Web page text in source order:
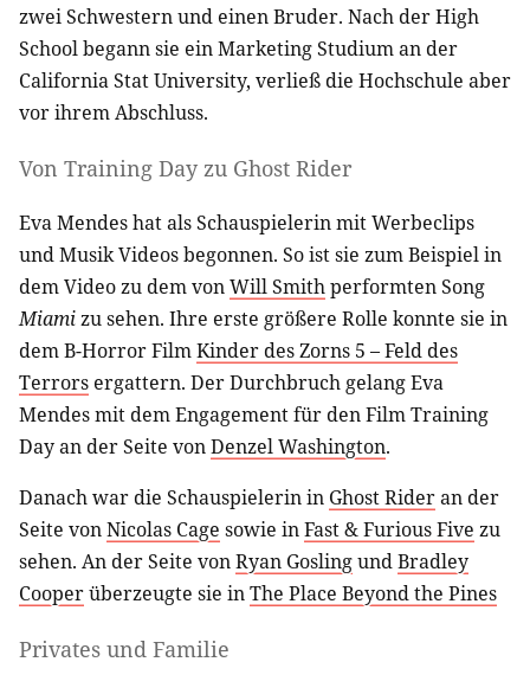
zwei Schwestern und einen Bruder. Nach der High
School begann sie ein Marketing Studium an der
California Stat University, verließ die Hochschule aber
vor ihrem Abschluss.
Von Training Day zu Ghost Rider
Eva Mendes hat als Schauspielerin mit Werbeclips
und Musik Videos begonnen. So ist sie zum Beispiel in
dem Video zu dem vonWill Smithperformten Song
Miamizu sehen. Ihre erste größere Rolle konnte sie in
dem B-Horror FilmKinder des Zorns 5 – Feld des
Terrors ergattern. Der Durchbruch gelang Eva
Mendes mit dem Engagement für den Film Training
Day an der Seite vonDenzel Washington.
Danach war die Schauspielerin in Ghost Rideran der
Seite vonNicolas Cage sowie inFast & Furious Five zu
sehen. An der Seite vonRyan GoslingundBradley
Cooperüberzeugte sie inThe Place Beyond the Pines
Privates und Familie